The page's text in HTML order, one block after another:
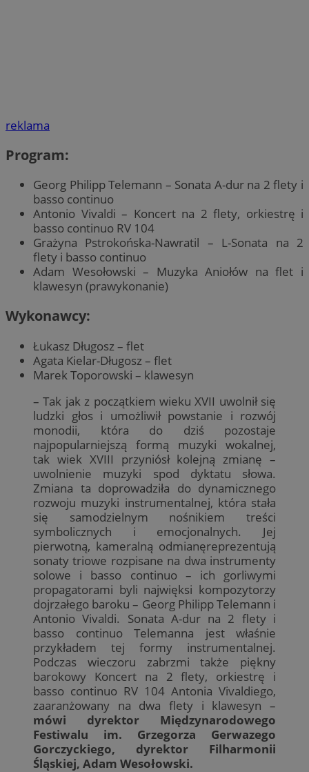
reklama
Program:
Georg Philipp Telemann – Sonata A-dur na 2 flety i
basso continuo
Antonio Vivaldi – Koncert na 2 flety, orkiestrę i
basso continuo RV 104
Grażyna Pstrokońska-Nawratil – L-Sonata na 2
flety i basso continuo
Adam Wesołowski – Muzyka Aniołów na flet i
klawesyn (prawykonanie)
Wykonawcy:
Łukasz Długosz – flet
Agata Kielar-Długosz – flet
Marek Toporowski – klawesyn
– Tak jak z początkiem wieku XVII uwolnił się
ludzki głos i umożliwił powstanie i rozwój
monodii, która do dziś pozostaje
najpopularniejszą formą muzyki wokalnej,
tak wiek XVIII przyniósł kolejną zmianę –
uwolnienie muzyki spod dyktatu słowa.
Zmiana ta doprowadziła do dynamicznego
rozwoju muzyki instrumentalnej, która stała
się samodzielnym nośnikiem treści
symbolicznych i emocjonalnych. Jej
pierwotną, kameralną odmianęreprezentują
sonaty triowe rozpisane na dwa instrumenty
solowe i basso continuo – ich gorliwymi
propagatorami byli najwięksi kompozytorzy
dojrzałego baroku – Georg Philipp Telemann i
Antonio Vivaldi. Sonata A-dur na 2 flety i
basso continuo Telemanna jest właśnie
przykładem tej formy instrumentalnej.
Podczas wieczoru zabrzmi także piękny
barokowy Koncert na 2 flety, orkiestrę i
basso continuo RV 104 Antonia Vivaldiego,
zaaranżowany na dwa flety i klawesyn –
mówi dyrektor Międzynarodowego
Festiwalu im. Grzegorza Gerwazego
Gorczyckiego, dyrektor Filharmonii
Śląskiej, Adam Wesołowski.